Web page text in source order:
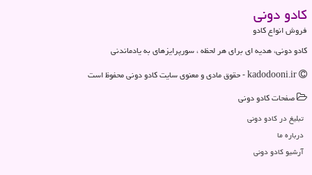
كادو دونی
فروش انواع کادو
کادو دونی، هدیه ای برای هر لحظه ، سورپرایزهای به یادماندنی
صفحات كادو دونی
تبلیغ در كادو دونی
درباره ما
آرشیو كادو دونی